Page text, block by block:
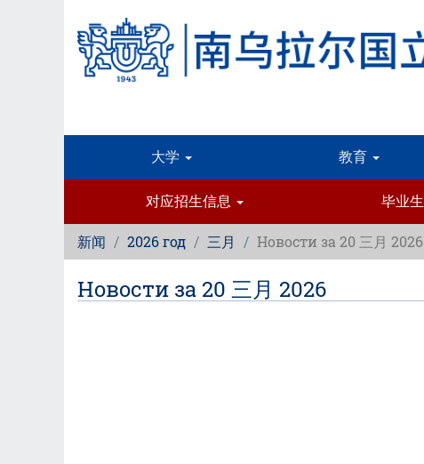
大学 教育
对应招生信息 毕业生
新闻 2026 год 三月 Новости за 20 三月 2026
Новости за 20 三月 2026